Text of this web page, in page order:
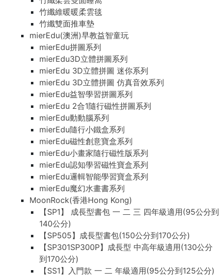
竹纖維暖暖柔雲毯
竹纖雙面推車墊
mierEdu(澳洲)早教益智童玩
mierEdu拼圖系列
mierEdu3D立體拼圖系列
mierEdu 3D立體拼圖 迷你系列
mierEdu 3D立體拼圖 仿真音效系列
mierEdu益智學習拼圖系列
mierEdu 2合1隨行磁性拼圖系列
mierEdu動動腦系列
mierEdu隨行小鐵盒系列
mierEdu磁性創意寶盒系列
mierEdu小畫家隨行磁性版系列
mierEdu認知學習磁性寶盒系列
mierEdu邏輯智能學習寶盒系列
mierEdu魔幻水畫書系列
MoonRock(香港Hong Kong)
【SP1】 成長型書包 一 二 三 四年級適用(95公分到
140公分)
【SP505】成長型書包(150公分到170公分)
【SP301SP300P】成長型 中高年級適用(130公分
到170公分)
【SS1】入門款 一 二 年級適用(95公分到125公分)